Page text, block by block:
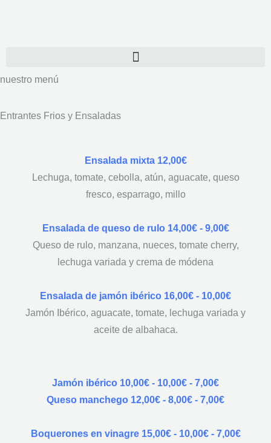
nuestro menú
Entrantes Frios y Ensaladas
Jamón ibérico 10,00€ - 10,00€ - 7,00€
Queso manchego 12,00€ - 8,00€ - 7,00€
Boquerones en vinagre 15,00€ - 10,00€ - 7,00€
Ensalada mixta 12,00€
Lechuga, tomate, cebolla, atún, aguacate, queso
fresco, esparrago, millo
Ensalada de queso de rulo 14,00€ - 9,00€
Queso de rulo, manzana, nueces, tomate cherry,
lechuga variada y crema de módena
Ensalada de jamón ibérico 16,00€ - 10,00€
Jamón Ibérico, aguacate, tomate, lechuga variada y
aceite de albahaca.